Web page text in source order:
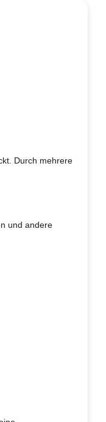
Durch mehrere
und andere